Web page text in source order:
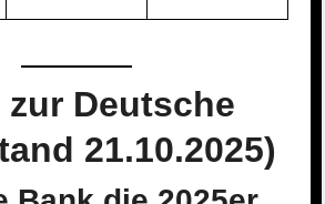
zur Deutsche
21.10.2025)